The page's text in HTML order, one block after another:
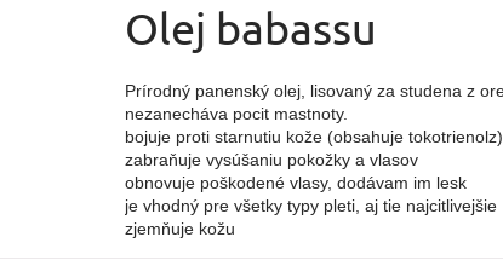
Olej babassu
Prírodný panenský olej, lisovaný za studena z
nezanecháva pocit mastnoty.
bojuje proti starnutiu kože (obsahuje tokotrienolz)
zabraňuje vysúšaniu pokožky a vlasov
obnovuje poškodené vlasy, dodávam im lesk
je vhodný pre všetky typy pleti, aj tie najcitlivejšie
zjemňuje kožu